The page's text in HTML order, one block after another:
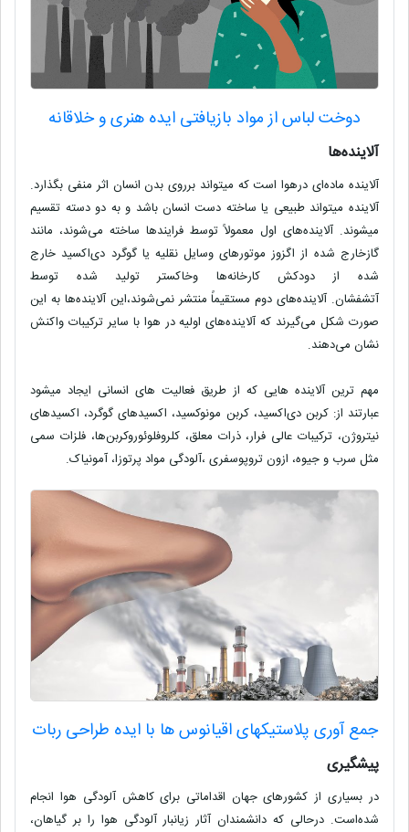
دوخت لباس از مواد بازیافتی ایده هنری و خلاقانه
آلاینده‌‌ها
آلاینده ماده‌ای درهوا است که میتواند برروی بدن انسان اثر منفی بگذارد.
آلاینده میتواند طبیعی یا ساخته دست انسان باشد و به دو دسته تقسیم
میشوند. آلاینده‌های اول معمولاً توسط فرایندها ساخته می‌شوند، مانند
گازخارج شده از اگزوز موتورهای وسایل نقلیه یا گوگرد دی‌اکسید خارج
شده از دودکش کارخانه‌ها وخاکستر تولید شده توسط
آتشفشان. آلاینده‌های دوم مستقیماً منتشر نمی‌شوند،این آلاینده‌ها به این
صورت شکل می‌گیرند که آلاینده‌های اولیه در هوا با سایر ترکیبات واکنش
نشان می‌دهند.
مهم ترین آلاینده هایی که از طریق فعالیت های انسانی ایجاد میشود
عبارتند از: کربن دی‌اکسید، کربن مونوکسید، اکسیدهای گوگرد، اکسیدهای
نیتروژن، ترکیبات عالی فرار، ذرات معلق، کلروفلوئوروکربن‌ها، فلزات سمی
مثل سرب و جیوه، ازون تروپوسفری ،آلودگی مواد پرتوزا، آمونیاک.
جمع آوری پلاستیکهای اقیانوس ها با ایده طراحی ربات
پیشگیری
در بسیاری از کشورهای جهان اقداماتی برای کاهش آلودگی هوا انجام
شده‌است. درحالی که دانشمندان آثار زیانبار آلودگی هوا را بر گیاهان،